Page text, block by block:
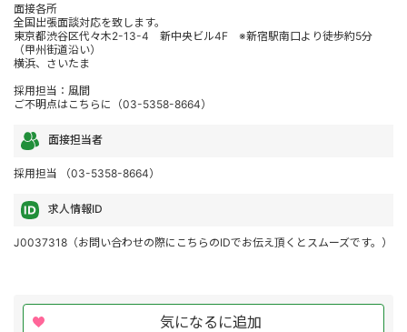
面接各所
全国出張面談対応を致します。
東京都渋谷区代々木2-13-4 新中央ビル4F ※新宿駅南口より徒歩約5分
（甲州街道沿い）
横浜、さいたま
採用担当：風間
ご不明点はこちらに（03-5358-8664）
面接担当者
採用担当 （03-5358-8664）
求人情報ID
J0037318（お問い合わせの際にこちらのIDでお伝え頂くとスムーズです。）
気になるに追加